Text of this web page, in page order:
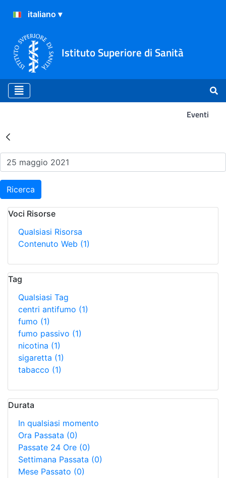
Istituto Superiore di Sanità
Eventi
Risultati della Ricerca -
Ricerca
Voci Risorse
Qualsiasi Risorsa
Contenuto Web (1)
Tag
Qualsiasi Tag
centri antifumo (1)
fumo (1)
fumo passivo (1)
nicotina (1)
sigaretta (1)
tabacco (1)
Durata
In qualsiasi momento
Ora Passata (0)
Passate 24 Ore (0)
Settimana Passata (0)
Mese Passato (0)